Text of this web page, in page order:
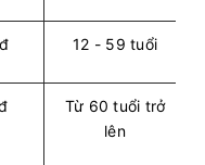
12 - 59 tuổi
Từ 60 tuổi trở
lên